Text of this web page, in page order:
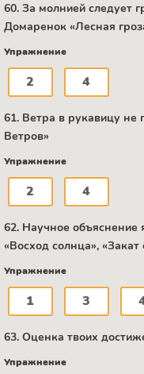
60. За молнией следует
Домаренок «Лесная
Упражнение
2 4
61. Ветра в рукавицу
Ветров»
Упражнение
2 4
62. Научное
«Восход солнца»,
Упражнение
1 3
63. Оценка твоих
Упражнение